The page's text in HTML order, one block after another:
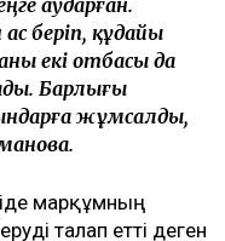
беріп, құдайы
екі отбасы да
Барлығы
жұмсалды,
талап етті деген